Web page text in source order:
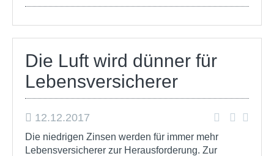
Die Luft wird dünner für
Lebensversicherer
12.12.2017
Die niedrigen Zinsen werden für immer mehr
Lebensversicherer zur Herausforderung. Zur